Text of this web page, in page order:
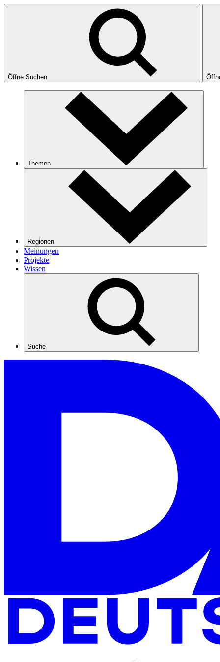
Öffne Suchen
Themen
Regionen
Meinungen
Projekte
Wissen
Suche